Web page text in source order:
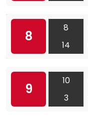
8
8
14
9
10
3